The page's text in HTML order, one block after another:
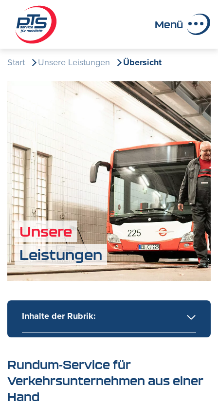
Menü
Start Unsere Leistungen Übersicht
Unsere
Leistungen
Inhalte der Rubrik:
Rundum-Service für
Verkehrsunternehmen aus einer
Hand